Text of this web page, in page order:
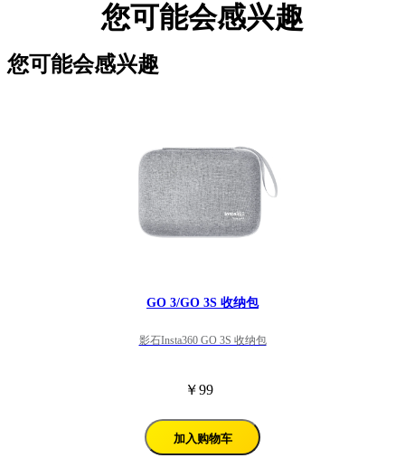
您可能会感兴趣
您可能会感兴趣
GO 3/GO 3S 收纳包
影石Insta360 GO 3S 收纳包
￥99
加入购物车